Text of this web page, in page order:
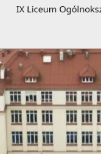
treści